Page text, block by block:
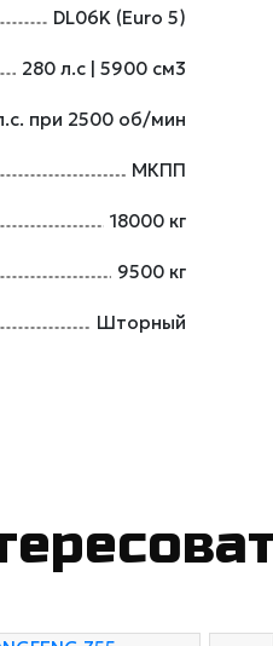
DL06K (Euro 5)
280 л.с | 5900 см3
при 2500 об/мин
МКПП
18000 кг
9500 кг
Шторный